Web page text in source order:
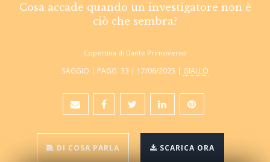
Cosa accade quando un investigatore non è
ciò che sembra?
Copertina di Dante Primoverso
SAGGIO | PAGG. 33 | 17/06/2025 | GIALLO
DI COSA PARLA SCARICA ORA